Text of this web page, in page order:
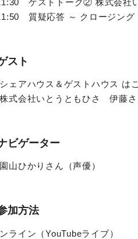
ゲストトーク② 株式会社
質疑応答 ～ クロージング
スト
シェアハウス＆ゲストハウス
株式会社いとうともひさ 伊藤さ
ビゲーター
園山ひかりさん（声優）
加方法
ライン（YouTubeライブ）